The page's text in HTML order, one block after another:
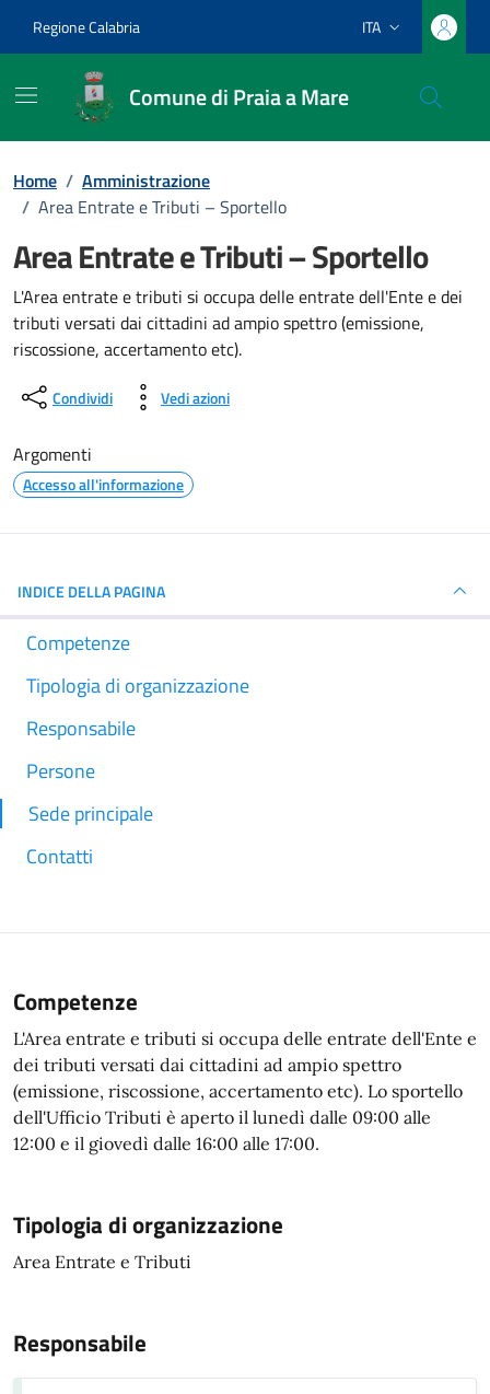
Regione Calabria Lingua attiva:
ITA
Comune di Praia a Mare
Home / Amministrazione
/ Area Entrate e Tributi – Sportello
Area Entrate e Tributi – Sportello
L'Area entrate e tributi si occupa delle entrate dell'Ente e dei
tributi versati dai cittadini ad ampio spettro (emissione,
riscossione, accertamento etc).
Condividi Vedi azioni
Argomenti
Accesso all'informazione
INDICE DELLA PAGINA
Competenze
Tipologia di organizzazione
Responsabile
Persone
Sede principale
Contatti
Competenze
L'Area entrate e tributi si occupa delle entrate dell'Ente e
dei tributi versati dai cittadini ad ampio spettro
(emissione, riscossione, accertamento etc). Lo sportello
dell'Ufficio Tributi è aperto il lunedì dalle 09:00 alle
12:00 e il giovedì dalle 16:00 alle 17:00.
Tipologia di organizzazione
Area Entrate e Tributi
Responsabile